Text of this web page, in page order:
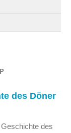
des Döner
des